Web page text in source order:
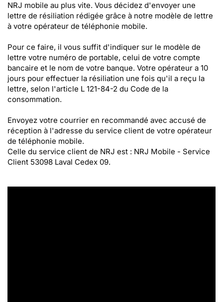
NRJ mobile au plus vite. Vous décidez d'envoyer une
lettre de résiliation rédigée grâce à notre modèle de lettre
à votre opérateur de téléphonie mobile.
Pour ce faire, il vous suffit d'indiquer sur le modèle de
lettre votre numéro de portable, celui de votre compte
bancaire et le nom de votre banque. Votre opérateur a 10
jours pour effectuer la résiliation une fois qu'il a reçu la
lettre, selon l'article L 121-84-2 du Code de la
consommation.
Envoyez votre courrier en recommandé avec accusé de
réception à l'adresse du service client de votre opérateur
de téléphonie mobile.
Celle du service client de NRJ est : NRJ Mobile - Service
Client 53098 Laval Cedex 09.